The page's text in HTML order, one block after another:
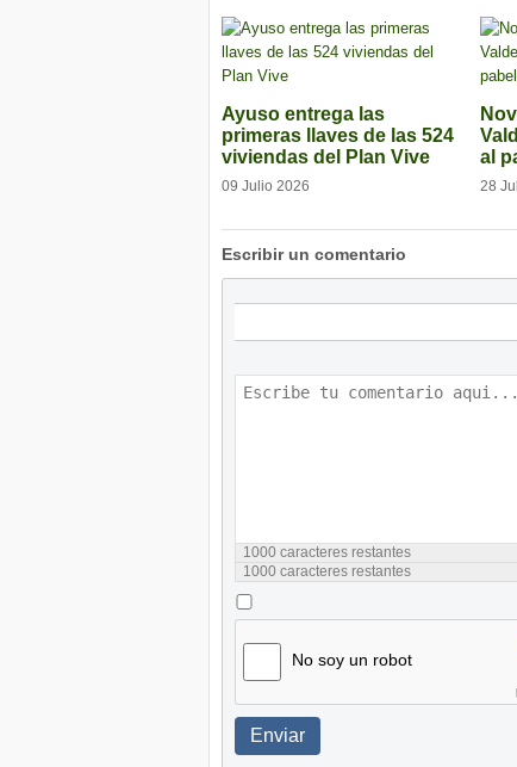
Ayuso entrega las
primeras llaves de las 524
viviendas del Plan Vive
09 Julio 2026
al
28
Escribir un comentario
1000 caracteres restantes
1000 caracteres restantes
No soy un robot
Enviar